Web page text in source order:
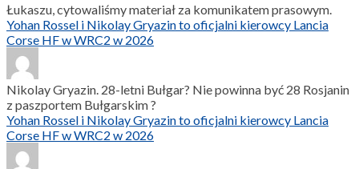
Łukaszu, cytowaliśmy materiał za komunikatem prasowym.
Yohan Rossel i Nikolay Gryazin to oficjalni kierowcy Lancia
Corse HF w WRC2 w 2026
Nikolay Gryazin. 28-letni Bułgar? Nie powinna być 28 Rosjanin
z paszportem Bułgarskim ?
Yohan Rossel i Nikolay Gryazin to oficjalni kierowcy Lancia
Corse HF w WRC2 w 2026